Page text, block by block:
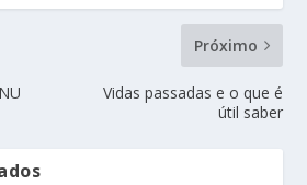
Próximo
Vidas passadas e o que é
útil saber